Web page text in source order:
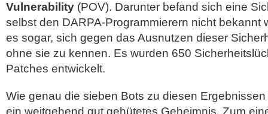
Vulnerability (POV). Darunter befand sich eine
selbst den DARPA-Programmierern nicht bekannt
es sogar, sich gegen das Ausnutzen dieser
ohne sie zu kennen. Es wurden 650
Patches entwickelt.
Wie genau die sieben Bots zu diesen
ein weitgehend gut gehütetes Geheimnis. Zum